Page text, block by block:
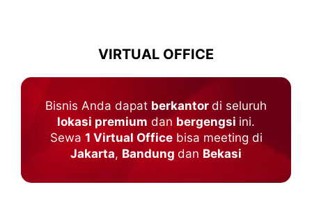
VIRTUAL OFFICE
Bisnis Anda dapat berkantor di seluruh
lokasi premium dan bergengsi ini.
Sewa 1 Virtual Officebisa meeting di
Jakarta, Bandung dan Bekasi